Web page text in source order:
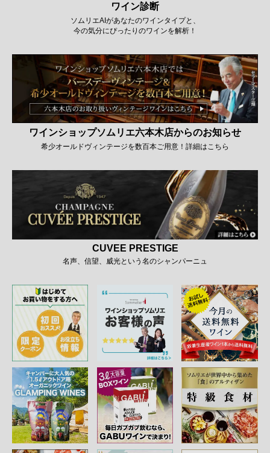
ワイン診断
ソムリエAIがあなたのワインタイプと、
今の気分にぴったりのワインを解析！
ワインショップソムリエ六本木店からのお知らせ
希少オールドヴィンテージを数百本ご用意！詳細はこちら
CUVEE PRESTIGE
名声、信望、威光という名のシャンパーニュ